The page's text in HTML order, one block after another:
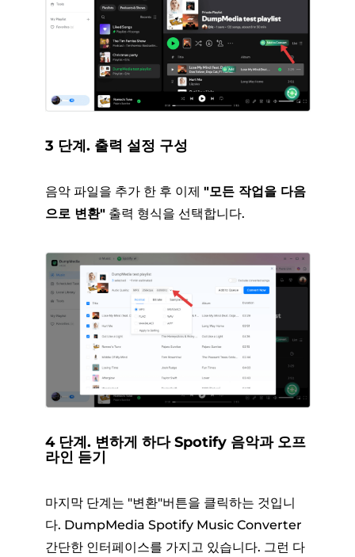
3 단계. 출력 설정 구성
음악 파일을 추가 한 후 이제 "모든 작업을 다음
으로 변환"출력 형식을 선택합니다.
4 단계. 변하게 하다 Spotify 음악과 오프
라인 듣기
마지막 단계는 "변환"버튼을 클릭하는 것입니
다. DumpMedia Spotify Music Converter
간단한 인터페이스를 가지고 있습니다. 그런 다